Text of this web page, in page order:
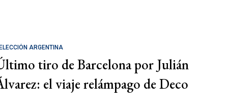
ARGENTINA
tiro de Barcelona por Julián
el viaje relámpago de Deco